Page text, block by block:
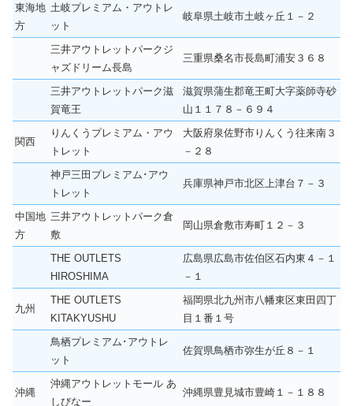
東海地
方
土岐プレミアム・アウトレ
ット
岐阜県土岐市土岐ヶ丘１－２
三井アウトレットパークジ
ャズドリーム長島
三重県桑名市長島町浦安３６８
三井アウトレットパーク滋
賀竜王
滋賀県蒲生郡竜王町大字薬師寺砂
山１１７８－６９４
関西
りんくうプレミアム・アウ
トレット
大阪府泉佐野市りんくう往来南３
－２８
神戸三田プレミアム･アウ
トレット
兵庫県神戸市北区上津台７－３
中国地
方
三井アウトレットパーク倉
敷
岡山県倉敷市寿町１２－３
THE OUTLETS
HIROSHIMA
広島県広島市佐伯区石内東４－１
－１
九州
THE OUTLETS
KITAKYUSHU
福岡県北九州市八幡東区東田四丁
目１番１号
鳥栖プレミアム･アウトレ
ット
佐賀県鳥栖市弥生が丘８－１
沖縄
沖縄アウトレットモール あ
しびなー
沖縄県豊見城市豊崎１－１８８